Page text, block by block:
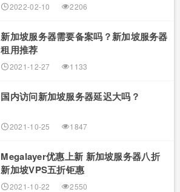
2022-02-10 2206
新加坡服务器需要备案吗？新加坡服务器
租用推荐
2021-12-27 1133
国内访问新加坡服务器延迟大吗？
2021-10-25 1847
Megalayer优惠上新 新加坡服务器八折
新加坡VPS五折钜惠
2021-10-22 2550